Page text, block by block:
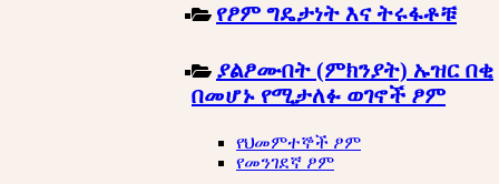
የፆም ግዴታነት እና ትሩፋቶቹ
ያልፆሙበት (ምክንያት) ኡዝር በቂ
በመሆኑ የሚታለፉ ወገኖች ፆም
የህመምተኞች ፆም
የመንገደኛ ፆም